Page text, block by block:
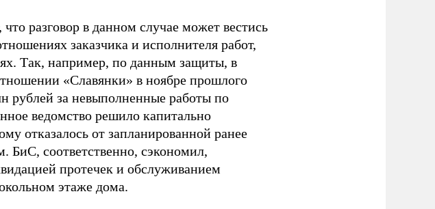
разговор в данном случае может вестись
заказчика и исполнителя работ,
Так, например, по данным защиты, в
«Славянки» в ноябре прошлого
за невыполненные работы по
ведомство решило капитально
отказалось от запланированной ранее
БиС, соответственно, сэкономил,
протечек и обслуживанием
этаже дома.